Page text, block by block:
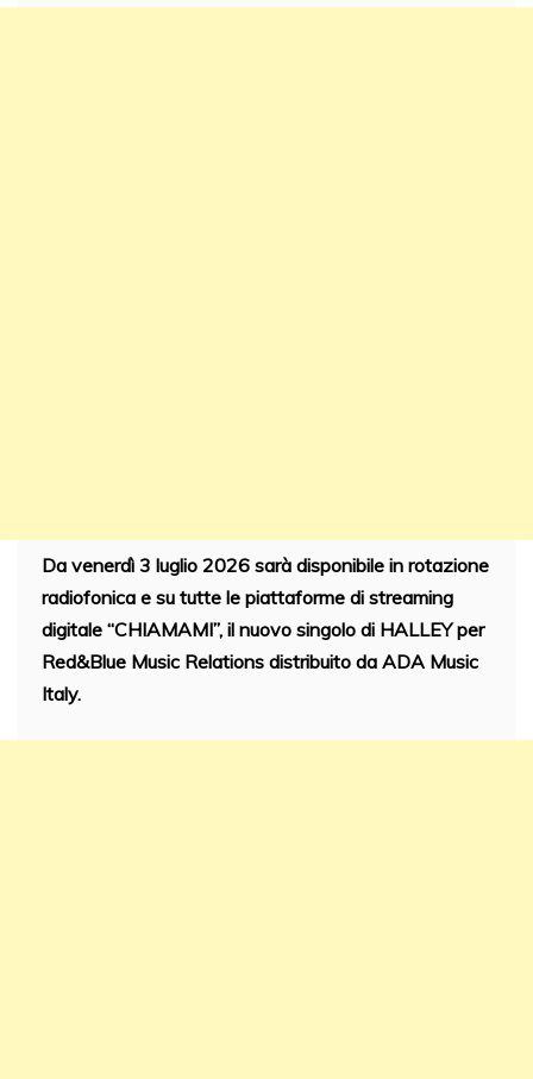
Da venerdì 3 luglio 2026 sarà disponibile in rotazione
radiofonica e su tutte le piattaforme di streaming
digitale “CHIAMAMI”, il nuovo singolo di HALLEY per
Red&Blue Music Relations distribuito da ADA Music
Italy.